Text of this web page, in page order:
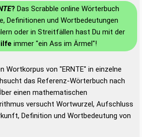
? Das Scrabble online Wörterbuch
Definitionen und Wortbedeutungen
oder in Streitfällen hast Du mit der
immer "ein Ass im Ärmel"!
Wortkorpus von "ERNTE" in einzelne
das Referenz-Wörterbuch nach
einen mathematischen
versucht Wortwurzel, Aufschluss
Definition und Wortbedeutung von